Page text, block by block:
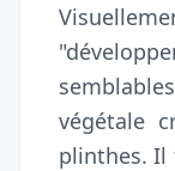
végétale
plinthes. Il